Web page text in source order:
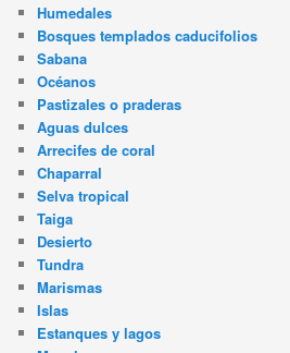
Humedales
Bosques templados caducifolios
Sabana
Océanos
Pastizales o praderas
Aguas dulces
Arrecifes de coral
Chaparral
Selva tropical
Taiga
Desierto
Tundra
Marismas
Islas
Estanques y lagos